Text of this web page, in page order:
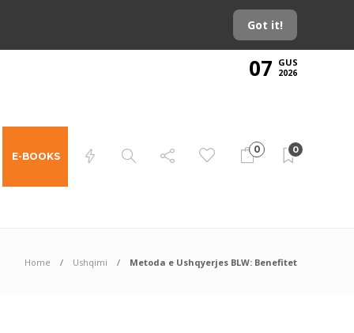
Got it!
07 GUS
2026
E-BOOKS
0 0
Home Ushqimi Metoda e Ushqyerjes BLW: Benefitet